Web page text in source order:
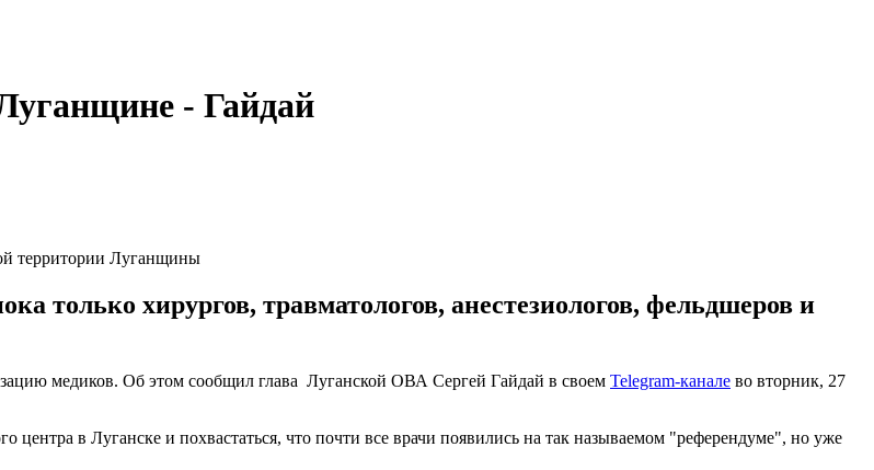
- Гайдай
территории Луганщины
только хирургов, травматологов, анестезиологов, фельдшеров и
медиков. Об этом сообщил глава Луганской ОВА Сергей Гайдай в своем Telegram-канале во вторник, 27
в Луганске и похвастаться, что почти все врачи появились на так называемом "референдуме", но уже